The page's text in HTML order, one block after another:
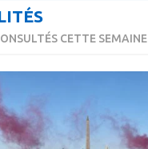
CETTE SEMAINE